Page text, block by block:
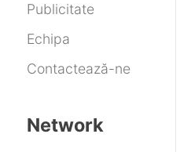
Publicitate
Echipa
Contactează-ne
Network